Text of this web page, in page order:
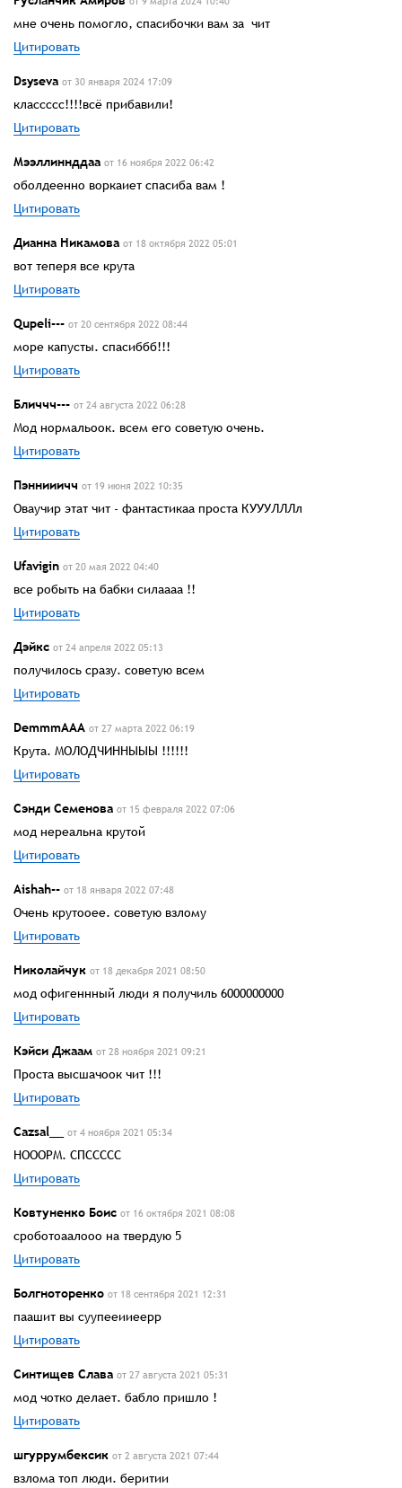
мне очень помогло, спасибочки вам за чит
Цитировать
Dsysevа от 30 января 2024 17:09
классссс!!!!всё прибавили!
Цитировать
Мээллиннддаа от 16 ноября 2022 06:42
оболдеенно воркаиет спасиба вам !
Цитировать
Дианна Никамова от 18 октября 2022 05:01
вот теперя все крута
Цитировать
Qupeli--- от 20 сентября 2022 08:44
море капусты. спасиббб!!!
Цитировать
Бличчч--- от 24 августа 2022 06:28
Мод нормальоок. всем его советую очень.
Цитировать
Пэннииичч от 19 июня 2022 10:35
Оваучир этат чит - фантастикаа проста КУУУЛЛЛл
Цитировать
Ufavigin от 20 мая 2022 04:40
все робыть на бабки силаааа !!
Цитировать
Дэйкс от 24 апреля 2022 05:13
получилось сразу. советую всем
Цитировать
DemmmAAA от 27 марта 2022 06:19
Крута. МОЛОДЧИННЫЫЫ !!!!!!
Цитировать
Сэнди Семенова от 15 февраля 2022 07:06
мод нереальна крутой
Цитировать
Aishah-- от 18 января 2022 07:48
Очень крутооее. советую взлому
Цитировать
Николайчук от 18 декабря 2021 08:50
мод офигеннный люди я получиль 6000000000
Цитировать
Кэйси Джаам от 28 ноября 2021 09:21
Проста высшачоок чит !!!
Цитировать
Cazsal__ от 4 ноября 2021 05:34
НОООРМ. СПССССС
Цитировать
Ковтуненко Боис от 16 октября 2021 08:08
сроботоаалооо на твердую 5
Цитировать
Болгноторенко от 18 сентября 2021 12:31
паашит вы суупееииеерр
Цитировать
Синтищев Слава от 27 августа 2021 05:31
мод чотко делает. бабло пришло !
Цитировать
шгуррумбексик от 2 августа 2021 07:44
взлома топ люди. беритии